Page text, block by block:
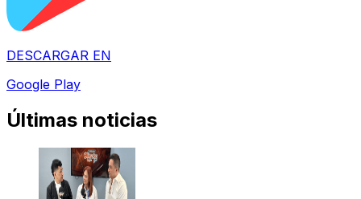
DESCARGAR EN
Google Play
Últimas noticias